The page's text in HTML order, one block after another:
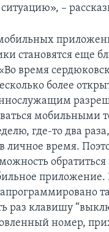
–
становятся еще
время
более
мобильными
где-то два
личное время.
приложение.
раз клавишу
номер,